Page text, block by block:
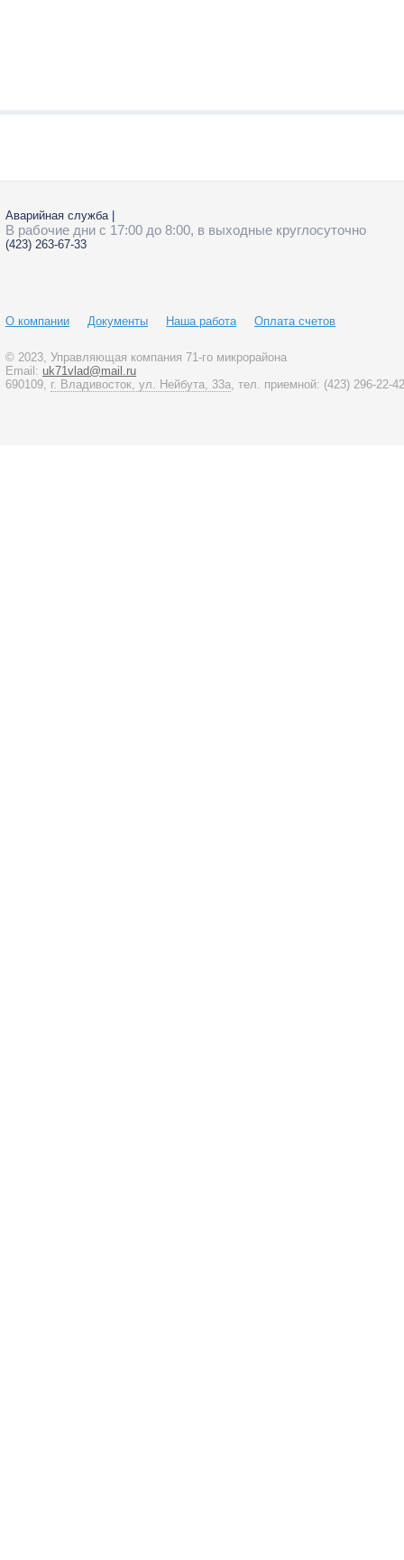
Аварийная служба |
В рабочие дни с 17:00 до 8:00, в выходные круглосуточно
(423) 263-67-33
О компании Документы Наша работа Оплата счетов
© 2023 , Управляющая компания 71-го микрорайона
Email: uk71vlad@mail.ru
690109, г. Владивосток, ул. Нейбута, 33а , тел. приемной: (423) 296-22-